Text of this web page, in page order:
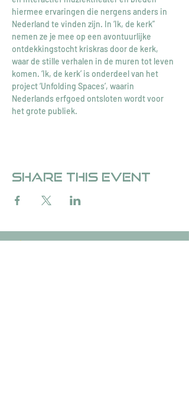
hiermee ervaringen die nergens anders in
Nederland te vinden zijn. In ‘Ik, de kerk”
nemen ze je mee op een avontuurlijke
ontdekkingstocht kriskras door de kerk,
waar de stille verhalen in de muren tot leven
komen. ‘Ik, de kerk’ is onderdeel van het
project ‘Unfolding Spaces’, waarin
Nederlands erfgoed ontsloten wordt voor
het grote publiek.
Share this event